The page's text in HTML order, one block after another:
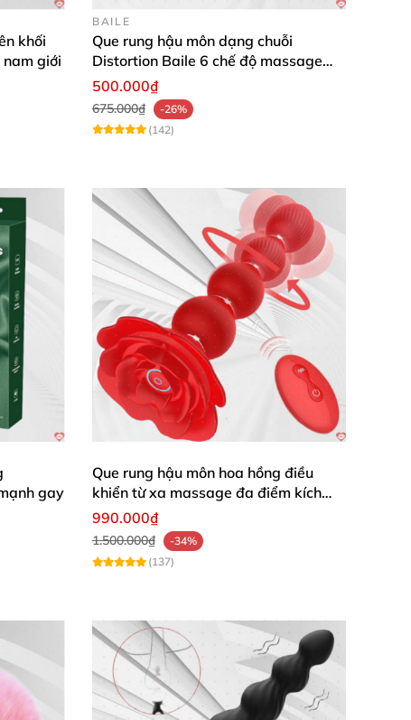
khối
giới
BAILE
Que rung hậu môn dạng chuỗi
Distortion Baile 6 chế độ massage
mạnh mẽ kích thích
500.000₫
675.000₫
-26%
(142)
gay
Que rung hậu môn hoa hồng điều
khiển từ xa massage đa điểm kích
thích
990.000₫
1.500.000₫
-34%
(137)